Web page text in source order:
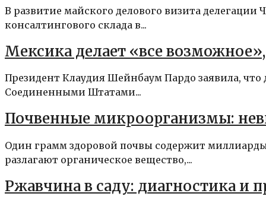
В развитие майского делового визита
консалтингового склада в...
Мексика делает «все
Президент Клаудия Шейнбаум Пардо заявила, что
Соединенными Штатами...
Почвенные микроорганизмы:
Один грамм здоровой почвы содержит
разлагают органическое вещество,...
Ржавчина в саду: диагностика и